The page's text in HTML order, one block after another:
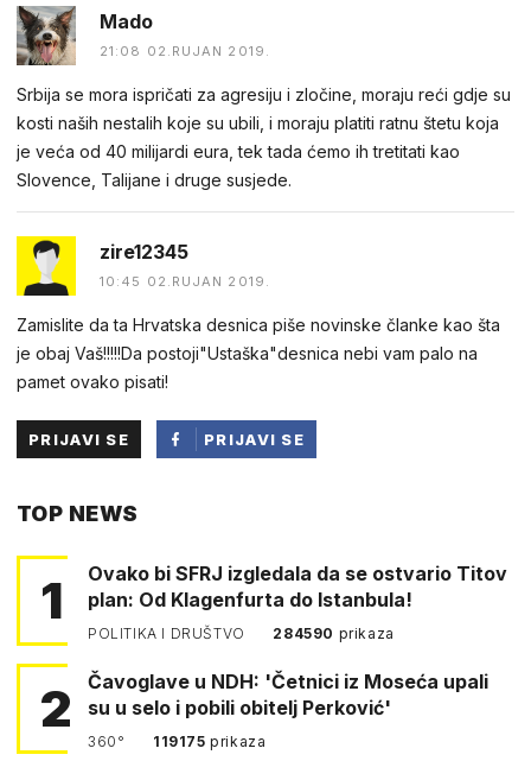
Mado
21:08 02.RUJAN 2019.
Srbija se mora ispričati za agresiju i zločine, moraju reći gdje su
kosti naših nestalih koje su ubili, i moraju platiti ratnu štetu koja
je veća od 40 milijardi eura, tek tada ćemo ih tretitati kao
Slovence, Talijane i druge susjede.
zire12345
10:45 02.RUJAN 2019.
Zamislite da ta Hrvatska desnica piše novinske članke kao šta
je obaj Vaš!!!!!Da postoji"Ustaška"desnica nebi vam palo na
pamet ovako pisati!
PRIJAVI SE
PRIJAVI SE
TOP NEWS
1
Ovako bi SFRJ izgledala da se ostvario Titov
plan: Od Klagenfurta do Istanbula!
POLITIKA I DRUŠTVO 284590 prikaza
2
Čavoglave u NDH: 'Četnici iz Moseća upali
su u selo i pobili obitelj Perković'
360° 119175prikaza